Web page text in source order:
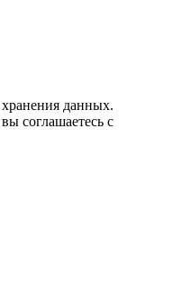
хранения данных.
соглашаетесь с